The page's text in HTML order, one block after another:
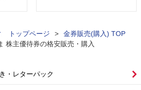
トップページ >
金券販売(購入) TOP
株主優待券の格安販売・購入
・レターパック